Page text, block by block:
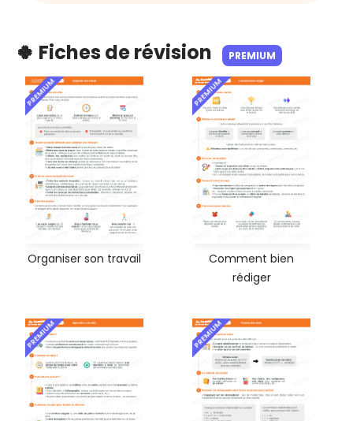
🍀 Fiches de révision PREMIUM
PREMIUM
Organiser son travail
PREMIUM
Comment bien
rédiger
PREMIUM PREMIUM